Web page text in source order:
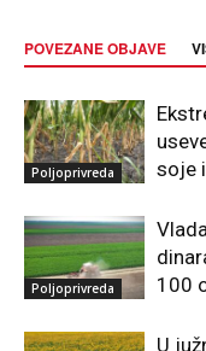
POVEZANE OBJAVE
Poljoprivreda
soje
Poljoprivreda
100
U